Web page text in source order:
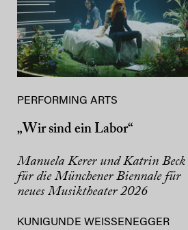
PERFORMING ARTS
„Wir sind ein Labor“
Manuela Kerer und Katrin Beck
für die Münchener Biennale für
neues Musiktheater 2026
KUNIGUNDE WEISSENEGGER